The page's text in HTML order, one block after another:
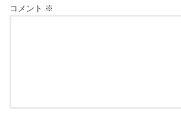
コメント ※